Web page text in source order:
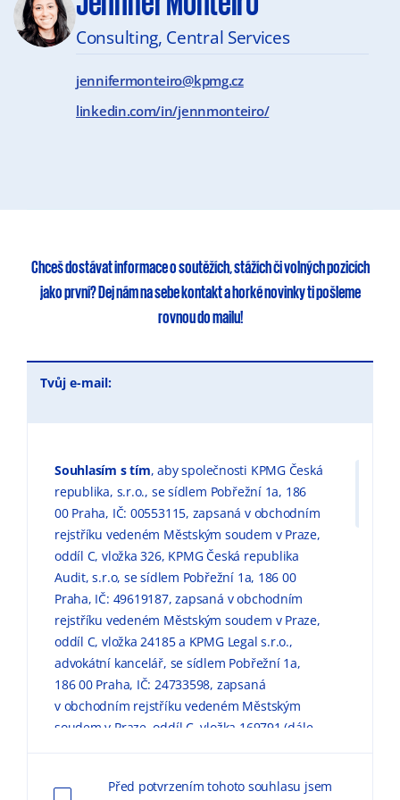
Consulting, Central Services
jennifermonteiro@kpmg.cz
linkedin.com/in/jennmonteiro/
Chceš dostávat informace o soutěžích, stážích či volných pozicích
jako první?Dej nám na sebe kontakta horké novinky ti pošleme
rovnou do mailu!
Tvůj e-mail:
Souhlasím s tím, aby společnosti KPMG Česká
republika, s.r.o., se sídlem Pobřežní 1a, 186
00 Praha, IČ: 00553115, zapsaná v obchodním
rejstříku vedeném Městským soudem v Praze,
oddíl C, vložka 326, KPMG Česká republika
Audit, s.r.o, se sídlem Pobřežní 1a, 186 00
Praha, IČ: 49619187, zapsaná v obchodním
rejstříku vedeném Městským soudem v Praze,
oddíl C, vložka 24185 a KPMG Legal s.r.o.,
advokátní kancelář, se sídlem Pobřežní 1a,
186 00 Praha, IČ: 24733598, zapsaná
v obchodním rejstříku vedeném Městským
soudem v Praze, oddíl C, vložka 169791 (dále
způsobem, v rozsahu a za podmínek
Před potvrzením tohoto souhlasu jsem